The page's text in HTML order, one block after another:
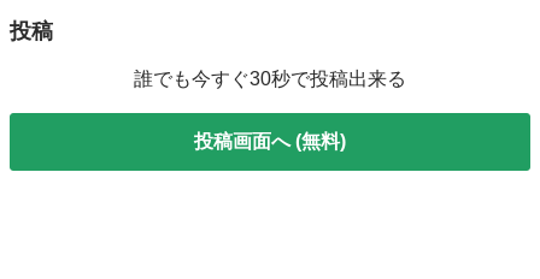
投稿
誰でも今すぐ30秒で投稿出来る
投稿画面へ (無料)